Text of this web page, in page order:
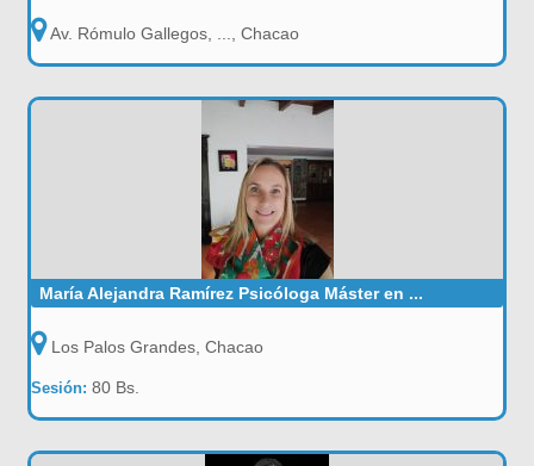
Av. Rómulo Gallegos, ..., Chacao
María Alejandra Ramírez Psicóloga Máster en ...
Los Palos Grandes, Chacao
Sesión:80 Bs.